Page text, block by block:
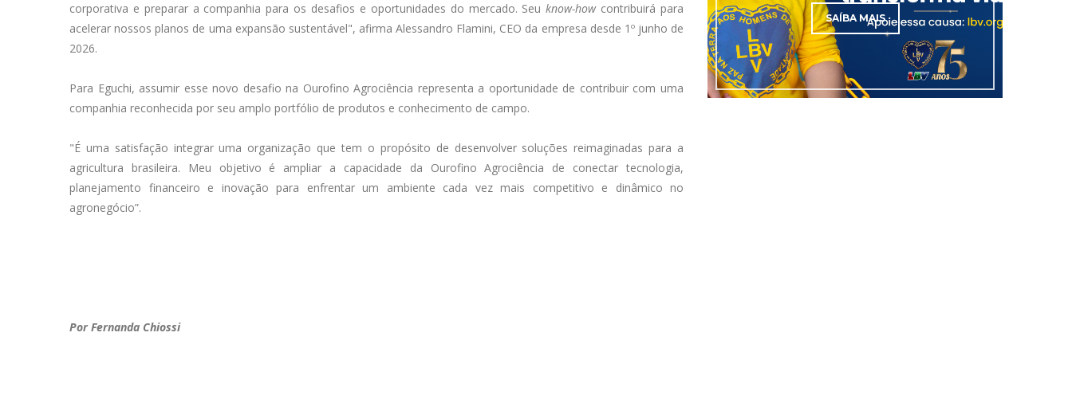
corporativa e preparar a companhia para os desafios e oportunidades do mercado. Seuknow-howcontribuirá para
acelerar nossos planos de uma expansão sustentável", afirma Alessandro Flamini, CEO da empresa desde 1º junho de
2026.
Para Eguchi, assumir esse novo desafio na Ourofino Agrociência representa a oportunidade de contribuir com uma
companhia reconhecida por seu amplo portfólio de produtos e conhecimento de campo.
"É uma satisfação integrar uma organização que tem o propósito de desenvolver soluções reimaginadas para a
agricultura brasileira. Meu objetivo é ampliar a capacidade da Ourofino Agrociência de conectar tecnologia,
planejamento financeiro e inovação para enfrentar um ambiente cada vez mais competitivo e dinâmico no
agronegócio”.
Por Fernanda Chiossi
SAÍBA MAIS